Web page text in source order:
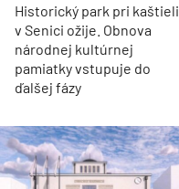
Historický park pri kaštieli
v Senici ožije. Obnova
národnej kultúrnej
pamiatky vstupuje do
ďalšej fázy